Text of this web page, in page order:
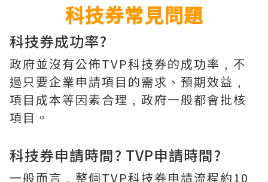
科技券常見問題
科技券成功率?
政府並沒有公佈TVP科技券的成功率﹐不
過只要企業申請項目的需求、預期效益﹐
項目成本等因素合理﹐政府一般都會批核
項目。
科技券申請時間? TVP申請時間?
一般而言﹐整個TVP科技券申請流程約10